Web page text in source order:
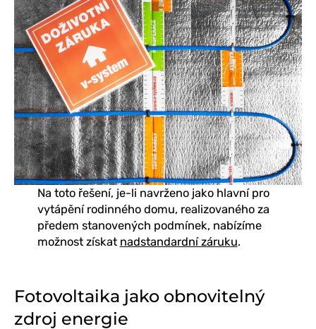
Na toto řešení, je-li navrženo jako hlavní pro
vytápění rodinného domu, realizovaného za
předem stanovených podmínek, nabízíme
možnost získat nadstandardní záruku.
Fotovoltaika jako obnovitelný
zdroj energie